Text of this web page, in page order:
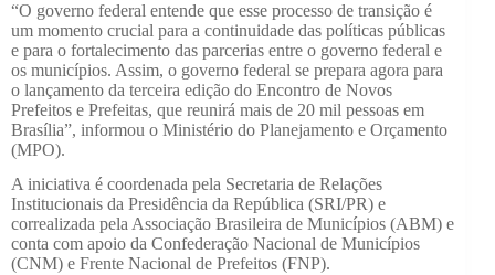
“O governo federal entende que esse processo de transição é
um momento crucial para a continuidade das políticas públicas
e para o fortalecimento das parcerias entre o governo federal e
os municípios. Assim, o governo federal se prepara agora para
o lançamento da terceira edição do Encontro de Novos
Prefeitos e Prefeitas, que reunirá mais de 20 mil pessoas em
Brasília”, informou o Ministério do Planejamento e Orçamento
(MPO).
A iniciativa é coordenada pela Secretaria de Relações
Institucionais da Presidência da República (SRI/PR) e
correalizada pela Associação Brasileira de Municípios (ABM) e
conta com apoio da Confederação Nacional de Municípios
(CNM) e Frente Nacional de Prefeitos (FNP).